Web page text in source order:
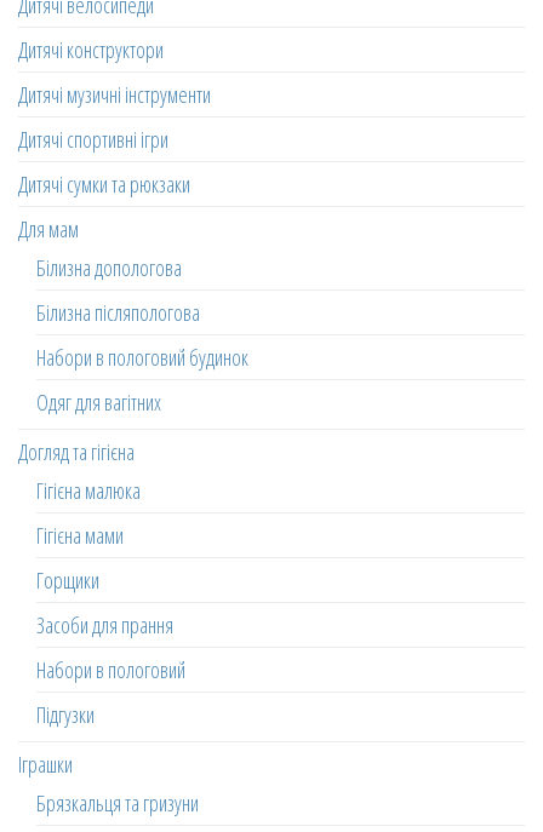
Дитячі конструктори
Дитячі музичні інструменти
Дитячі спортивні ігри
Дитячі сумки та рюкзаки
Для мам
Білизна допологова
Білизна післяпологова
Набори в пологовий будинок
Одяг для вагітних
Догляд та гігієна
Гігієна малюка
Гігієна мами
Горщики
Засоби для прання
Набори в пологовий
Підгузки
Іграшки
Брязкальця та гризуни